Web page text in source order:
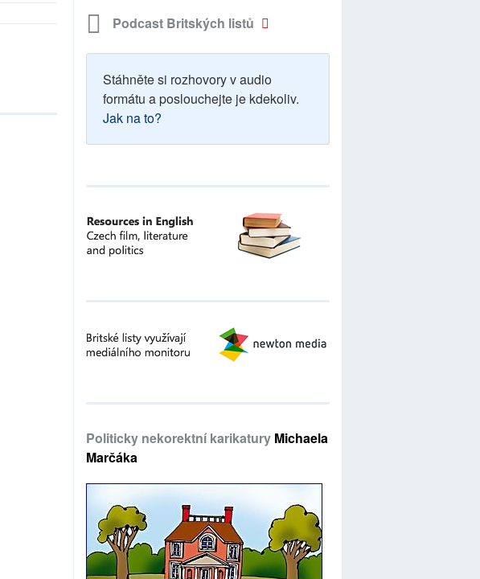
Podcast Britských listů
Stáhněte si rozhovory v audio
formátu a poslouchejte je kdekoliv.
Jak na to?
Politicky nekorektní karikatury Michaela
Marčáka